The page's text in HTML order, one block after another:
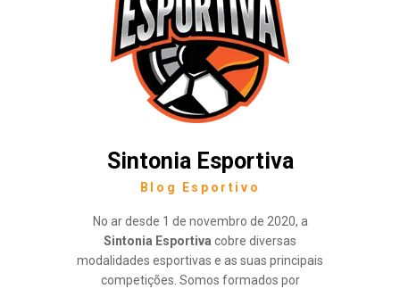
Sintonia Esportiva
Blog Esportivo
No ar desde 1 de novembro de 2020, a
Sintonia Esportiva cobre diversas
modalidades esportivas e as suas principais
competições. Somos formados por